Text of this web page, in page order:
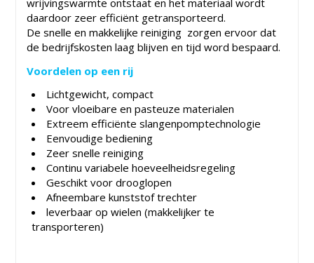
daardoor zeer efficiënt getransporteerd.
De snelle en makkelijke reiniging zorgen ervoor dat
de bedrijfskosten laag blijven en tijd word bespaard.
Voordelen op een rij
Lichtgewicht, compact
Voor vloeibare en pasteuze materialen
Extreem efficiënte slangenpomptechnologie
Eenvoudige bediening
Zeer snelle reiniging
Continu variabele hoeveelheidsregeling
Geschikt voor drooglopen
Afneembare kunststof trechter
leverbaar op wielen (makkelijker te
transporteren)